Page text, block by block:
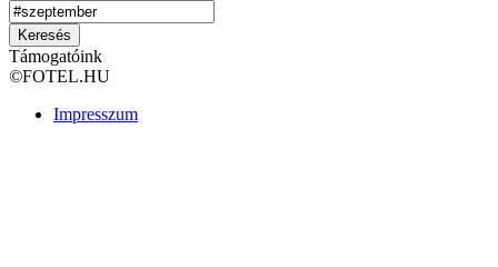
Keresés
Támogatóink
©FOTEL.HU
Impresszum